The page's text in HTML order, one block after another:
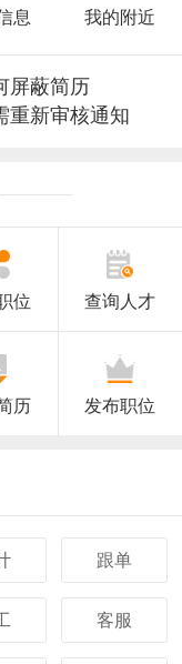
息 我的附近
屏蔽简历
重新审核通知
位 查询人才
历 发布职位
跟单
客服